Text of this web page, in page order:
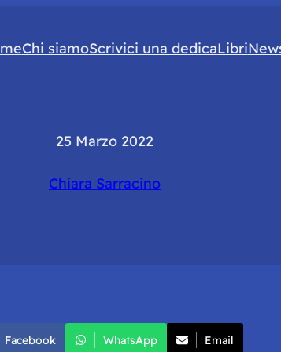
Chi siamoScrivici una dedicaLibri
25 Marzo 2022
Chiara Sarracino
Facebook WhatsApp Email